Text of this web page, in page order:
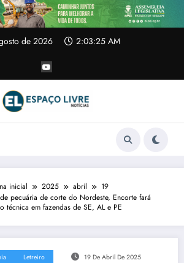
de 2026 2:03:26 AM
inicial 2025 abril
19
pecuária de corte do Nordeste, Encorte fará
técnica em fazendas de SE, AL e PE
Letreiro 19 De Abril De 2025